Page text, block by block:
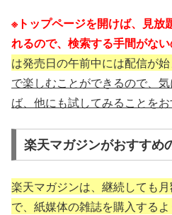
※トップページを開けば、見放
れるので、検索する手間がない
は発売日の午前中には配信が始
で楽しむことができるので、
ば、他にも試してみることをお
楽天マガジンがおすすめ
楽天マガジンは、継続しても
で、紙媒体の雑誌を購入する